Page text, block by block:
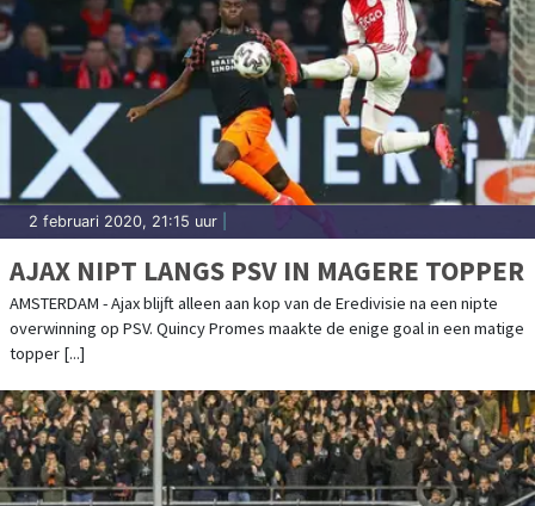
2 februari 2020, 21:15 uur
AJAX NIPT LANGS PSV IN MAGERE TOPPER
AMSTERDAM - Ajax blijft alleen aan kop van de Eredivisie na een nipte
overwinning op PSV. Quincy Promes maakte de enige goal in een matige
topper [...]